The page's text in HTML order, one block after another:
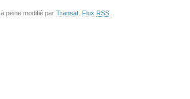
, à peine modifié par Transat Flux RSS